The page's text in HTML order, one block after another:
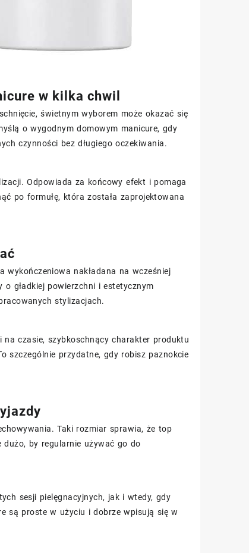
w kilka chwil
świetnym wyborem może okazać się
o wygodnym domowym manicure, gdy
czynności bez długiego oczekiwania.
Odpowiada za końcowy efekt i pomaga
po formułę, która została zaprojektowana
wykończeniowa nakładana na wcześniej
gładkiej powierzchni i estetycznym
stylizacjach.
na czasie, szybkoschnący charakter produktu
szczególnie przydatne, gdy robisz paznokcie
Taki rozmiar sprawia, że top
dużo, by regularnie używać go do
sesji pielęgnacyjnych, jak i wtedy, gdy
są proste w użyciu i dobrze wpisują się w